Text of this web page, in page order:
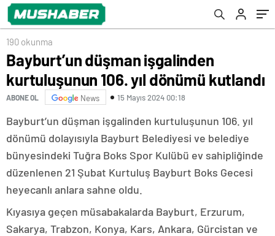
190 okunma
Bayburt’un düşman işgalinden
kurtuluşunun 106. yıl dönümü kutlandı
ABONE OL News 15 Mayıs 2024 00:18
Bayburt’un düşman işgalinden kurtuluşunun 106. yıl
dönümü dolayısıyla Bayburt Belediyesi ve belediye
bünyesindeki Tuğra Boks Spor Kulübü ev sahipliğinde
düzenlenen 21 Şubat Kurtuluş Bayburt Boks Gecesi
heyecanlı anlara sahne oldu.
Kıyasıya geçen müsabakalarda Bayburt, Erzurum,
Sakarya, Trabzon, Konya, Kars, Ankara, Gürcistan ve